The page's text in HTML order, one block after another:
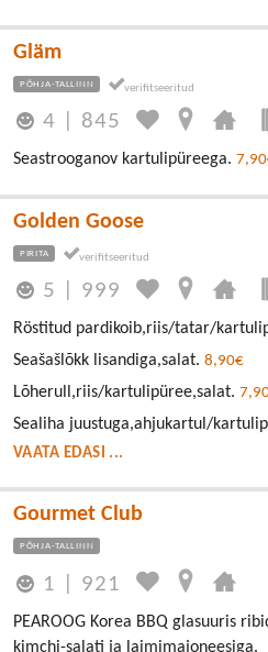
Gläm
PÕHJA-TALLINN
4 845
Seastrooganov kartulipüreega.
Golden Goose
PIRITA
5 999
Röstitud pardikoib,riis/tatar/
Seašašlõkk lisandiga,salat. 8,90€
Lõherull,riis/kartulipüree,salat.
Sealiha juustuga,ahjukartul/
VAATA EDASI ...
Gourmet Club
PÕHJA-TALLINN
1 921
PEAROOG Korea BBQ glasuuris
kimchi-salati ja laimimajoneesiga.